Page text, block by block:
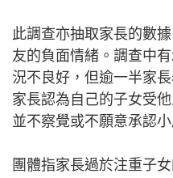
此調查亦抽取家長的數
友的負面情緒。調查中
況不良好，但逾一半家
家長認為自己的子女受
並不察覺或不願意承認
團體指家長過於注重子